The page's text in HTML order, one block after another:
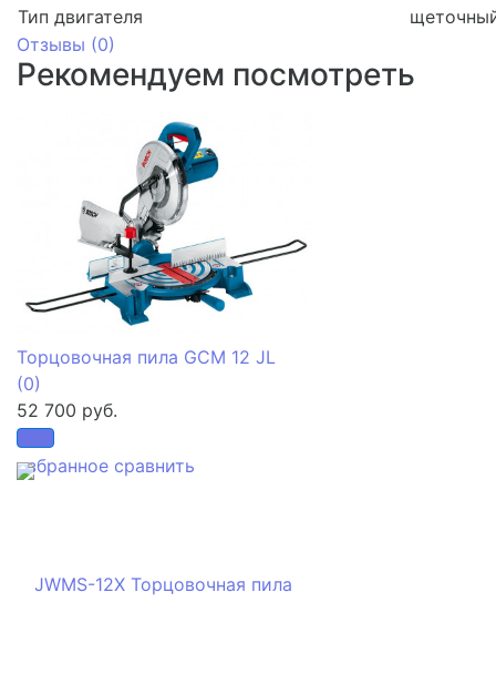
Тип двигателя
Отзывы (0)
Рекомендуем посмотреть
избранное сравнить
Торцовочная пила GCM 12 JL
(0)
52 700 руб.